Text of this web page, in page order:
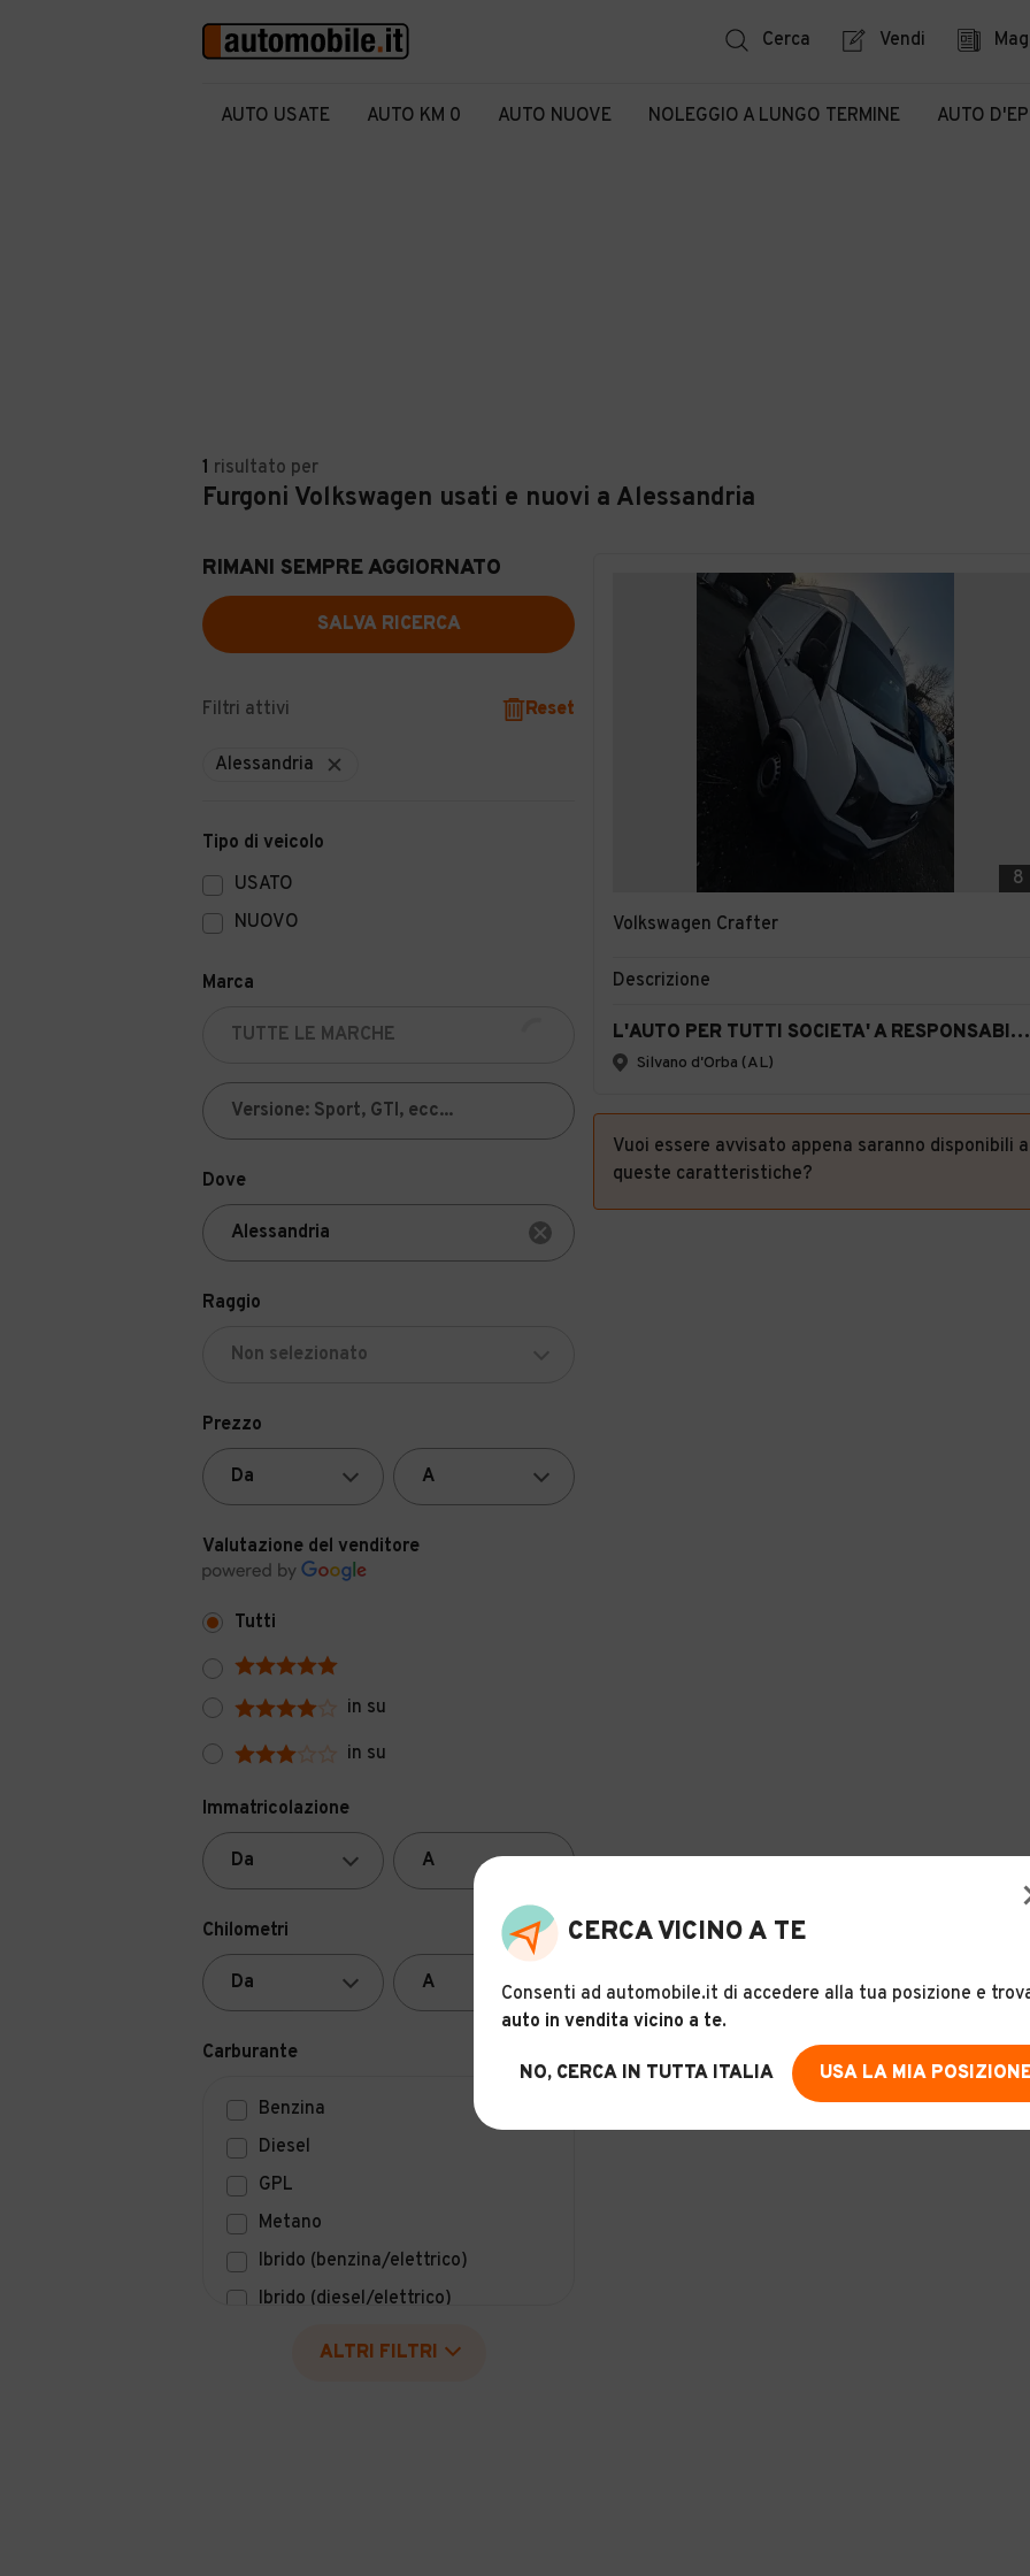
Cerca Vendi
AUTO USATE AUTO KM 0 AUTO NUOVE NOLEGGIO A LUNGO TERMINE AUTO
1 risultato per
Furgoni Volkswagen usati e nuovi a Alessandria
RIMANI SEMPRE AGGIORNATO
SALVA RICERCA
Filtri attivi Reset
Alessandria
Tipo di veicolo
USATO
NUOVO
Marca
Dove
Raggio
Prezzo
Valutazione del venditore
Tutti
in su
in su
Immatricolazione
Chilometri
Carburante
Benzina
Diesel
GPL
Metano
Ibrido (benzina/elettrico)
Ibrido (diesel/elettrico)
ALTRI FILTRI
8
Volkswagen Crafter
Descrizione
L'AUTO PER TUTTI SOCIETA' A RESPONSABILITA' LIMITATA
Silvano d'Orba (AL)
Vuoi essere avvisato appena saranno disponibili
queste caratteristiche?
CERCA VICINO A TE
Consenti ad automobile.it di accedere alla tua posizione e
auto in vendita vicino a te.
NO, CERCA IN TUTTA ITALIA USA LA MIA